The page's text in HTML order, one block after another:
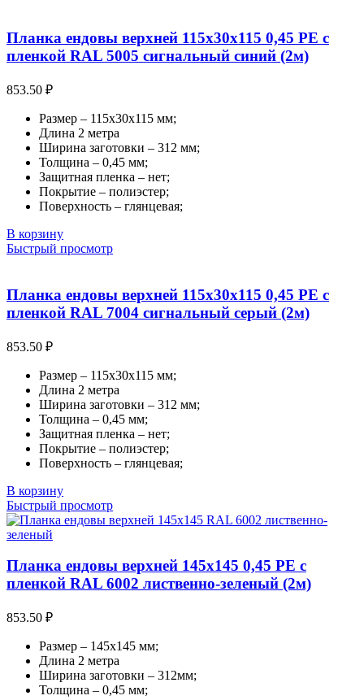
Планка ендовы верхней 115х30х115 0,45 PE с
пленкой RAL 5005 сигнальный синий (2м)
853.50 ₽
Размер – 115х30х115 мм;
Длина 2 метра
Ширина заготовки – 312 мм;
Толщина – 0,45 мм;
Защитная пленка – нет;
Покрытие – полиэстер;
Поверхность – глянцевая;
В корзину
Быстрый просмотр
Планка ендовы верхней 115х30х115 0,45 PE с
пленкой RAL 7004 сигнальный серый (2м)
853.50 ₽
Размер – 115х30х115 мм;
Длина 2 метра
Ширина заготовки – 312 мм;
Толщина – 0,45 мм;
Защитная пленка – нет;
Покрытие – полиэстер;
Поверхность – глянцевая;
В корзину
Быстрый просмотр
Планка ендовы верхней 145х145 0,45 PE с
пленкой RAL 6002 лиственно-зеленый (2м)
853.50 ₽
Размер – 145х145 мм;
Длина 2 метра
Ширина заготовки – 312мм;
Толщина – 0,45 мм;